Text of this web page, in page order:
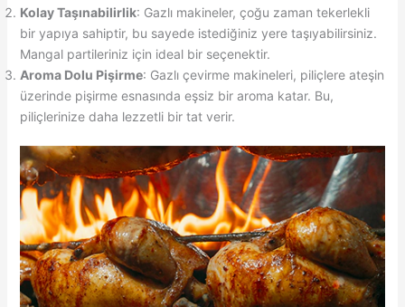
Kolay Taşınabilirlik: Gazlı makineler, çoğu zaman tekerlekli
bir yapıya sahiptir, bu sayede istediğiniz yere taşıyabilirsiniz.
Mangal partileriniz için ideal bir seçenektir.
Aroma Dolu Pişirme: Gazlı çevirme makineleri, piliçlere ateşin
üzerinde pişirme esnasında eşsiz bir aroma katar. Bu,
piliçlerinize daha lezzetli bir tat verir.